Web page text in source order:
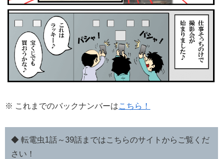
※ これまでのバックナンバーはこちら！
◆ 転電虫1話～39話まではこちらのサイトからご覧くだ
さい！